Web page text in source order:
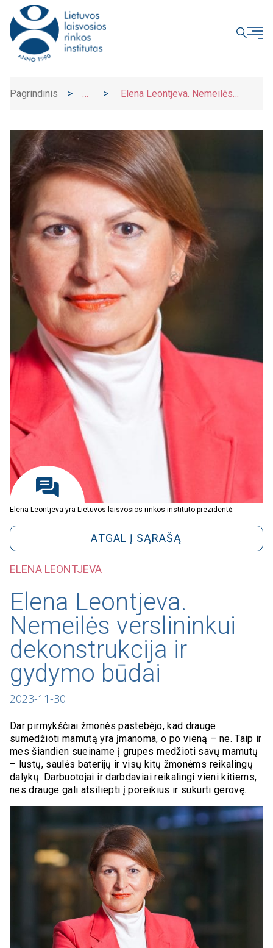
Pagrindinis
>
>
Elena Leontjeva. Nemeilės
Elena Leontjeva yra Lietuvos laisvosios rinkos instituto prezidentė.
ATGAL Į SĄRAŠĄ
ELENA LEONTJEVA
Elena Leontjeva.
Nemeilės verslininkui
dekonstrukcija ir
gydymo būdai
2023-11-30
Dar pirmykščiai žmonės pastebėjo, kad drauge
sumedžioti mamutą yra įmanoma, o po vieną – ne. Taip ir
mes šiandien sueiname į grupes medžioti savų mamutų
– lustų, saulės baterijų ir visų kitų žmonėms reikalingų
dalykų. Darbuotojai ir darbdaviai reikalingi vieni kitiems,
nes drauge gali atsiliepti į poreikius ir sukurti gerovę.
UŽDARYTI